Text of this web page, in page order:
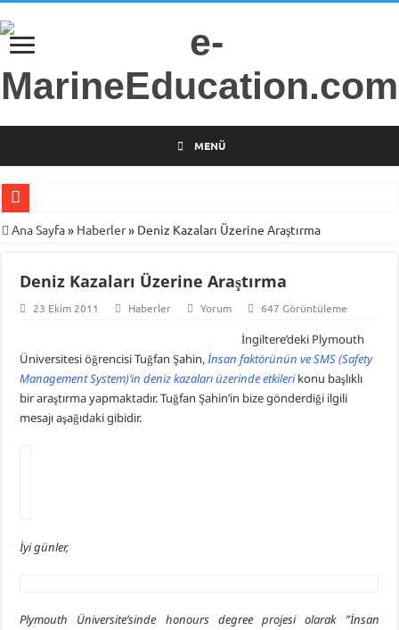
MENÜ
Gemi Radarları Üzerine Bilimsel Araştırma
Piri Reis Üniversitesi’nden Arsa Satışı
İTÜ Mesleki ve Teknik Anadolu Lisesi Öğrencilerini Geleceğin
DARGEB-Denizci Gönüllülerden Gemi İnsanlarına Mesaj Var!
MINE-EMI Projesi ile Ortak Yüksek Lisans Programı Geliştirme Çalışmaları
Armona Denizcilik İşletme Müdürü Kapt. Semih Falay Vefat Etti
Piri Reis Üniversitesi’nin Karadeniz Ülkeleri için “Ortak Yüksek Lisans
Ana Sayfa» Haberler» Deniz Kazaları Üzerine Araştırma
Deniz Kazaları Üzerine Araştırma
23 Ekim 2011 Haberler Yorum 647 Görüntüleme
İngiltere’deki Plymouth
Üniversitesi öğrencisi Tuğfan Şahin,İnsan faktörünün ve SMS (Safety
Management System)’in deniz kazaları üzerinde etkilerikonu başlıklı
bir araştırma yapmaktadır. Tuğfan Şahin’in bize gönderdiği ilgili
mesajı aşağıdaki gibidir.
İyi günler,
Plymouth Üniversite’sinde honours degree projesi olarak ”İnsan